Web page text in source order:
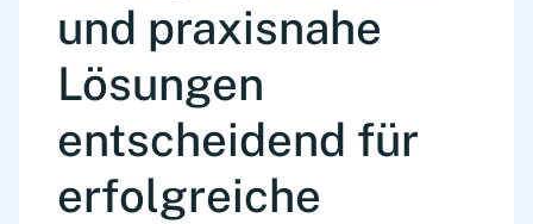
und praxisnahe
Lösungen
entscheidend für
erfolgreiche